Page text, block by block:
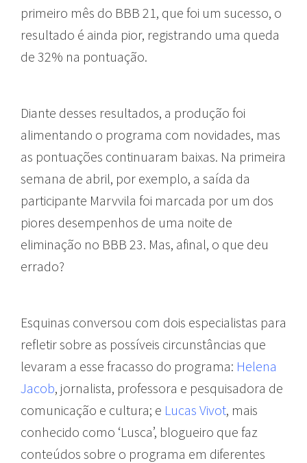
primeiro mês do BBB 21, que foi um sucesso, o
resultado é ainda pior, registrando uma queda
de 32% na pontuação.
Diante desses resultados, a produção foi
alimentando o programa com novidades, mas
as pontuações continuaram baixas. Na primeira
semana de abril, por exemplo, a saída da
participante Marvvila foi marcada por um dos
piores desempenhos de uma noite de
eliminação no BBB 23. Mas, afinal, o que deu
errado?
Esquinas conversou com dois especialistas para
refletir sobre as possíveis circunstâncias que
levaram a esse fracasso do programa: Helena
Jacob, jornalista, professora e pesquisadora de
comunicação e cultura; e Lucas Vivot, mais
conhecido como ‘Lusca’, blogueiro que faz
conteúdos sobre o programa em diferentes